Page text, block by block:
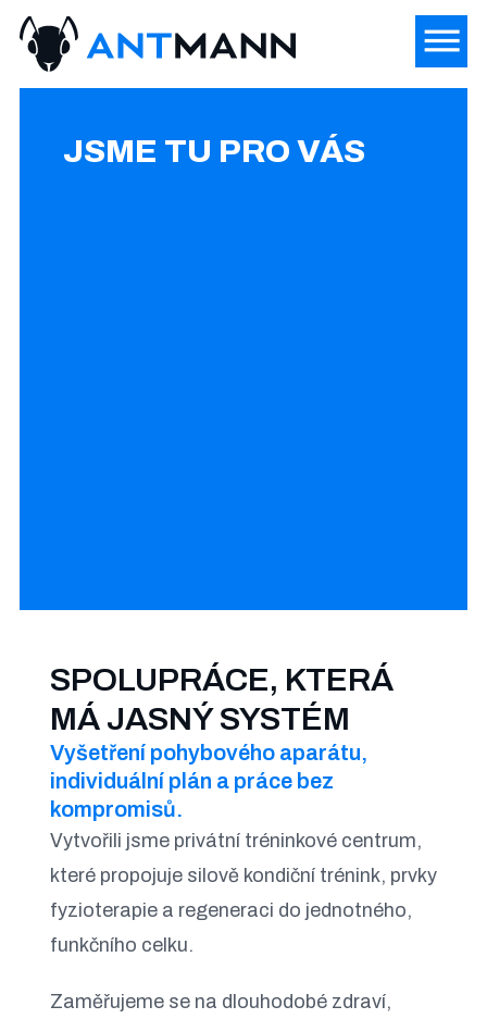
JSME TU PRO VÁS
SPOLUPRÁCE, KTERÁ
MÁ JASNÝ SYSTÉM
Vyšetření pohybového aparátu,
individuální plán a práce bez
kompromisů.
Vytvořili jsme privátní tréninkové centrum,
které propojuje silově kondiční trénink, prvky
fyzioterapie a regeneraci do jednotného,
funkčního celku.
Zaměřujeme se na dlouhodobé zdraví,